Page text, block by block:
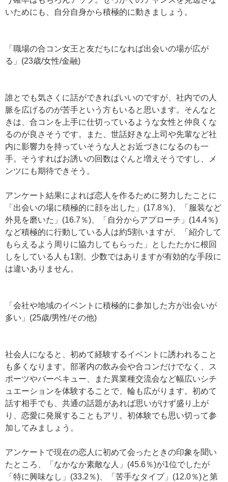
いためにも、自分自身から積極的に動きましょう。
「職場の合コン女王と友だちになれば出会いの場が広が
る」(23歳/女性/金融)
誰とでも気さくに話ができればいいのですが、社内での人
脈を広げるのが苦手という方もいると思います。そんなと
きは、合コンを上手に仕切っているような女性と仲良くな
るのが良さそうです。また、世話好きな上司や先輩など社
内に影響力を持っていそうな人とお近づきになるのも一
手。そうすればお誘いの回数はぐんと増えそうですし、メ
ンツにも期待できそう。
アンケート結果によれば恋人を作るために努力したことに
「出会いの場に積極的に顔を出した」(17.8％)、「服装など
外見を磨いた」(16.7％)、「自分からアプローチ」(14.4％)
など積極的に行動している人は約5割いますが、「紹介して
もらえるよう周りに協力してもらった」としたたかに根回
しをしている人も1割。少数ではありますが有効的な手段に
は違いありません。
「会社や地域のイベントに積極的に参加した方が出会いが
多い」(25歳/男性/その他)
社会人になると、初めて経験するイベントに誘われること
も多くなります。部署内の飲み会や合コンだけでなく、ス
ポーツやバーベキュー、また異業種交流会など幅広いシチ
ュエーションを体験することで、輪も広がります。初めて
話す相手でも、共通の話題があれば思いがけず盛り上が
り、恋愛に発展することもアリ。初体験でも思い切って参
加してみましょう。
アンケートで現在の恋人に初めて会ったときの印象を聞い
たところ、「なかなか素敵な人」(45.6％)が1位でしたが
「特に興味なし」(33.2％)、「苦手なタイプ」(12.0％)と第